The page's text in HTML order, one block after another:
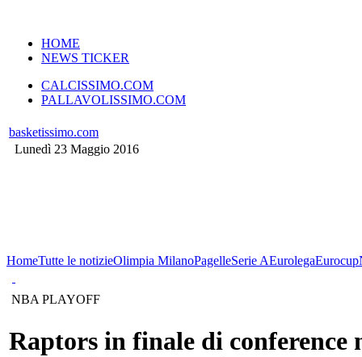
HOME
NEWS TICKER
CALCISSIMO.COM
PALLAVOLISSIMO.COM
basketissimo.com
Lunedì 23 Maggio 2016
HomeTutte le notizieOlimpia MilanoPagelleSerie AEurolegaEurocup
NBA PLAYOFF
Raptors in finale di conference